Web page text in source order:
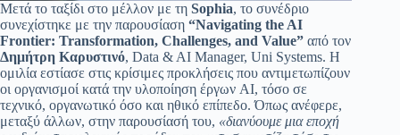
Μετά το ταξίδι στο μέλλον με τη Sophia, το συνέδριο
συνεχίστηκε με την παρουσίαση “Navigating the AI
Frontier: Transformation, Challenges, and Value” από τον
Δημήτρη Καρυστινό, Data & AI Manager, Uni Systems. Η
ομιλία εστίασε στις κρίσιμες προκλήσεις που αντιμετωπίζουν
οι οργανισμοί κατά την υλοποίηση έργων AI, τόσο σε
τεχνικό, οργανωτικό όσο και ηθικό επίπεδο. Όπως ανέφερε,
μεταξύ άλλων, στην παρουσίασή του, «διανύουμε μια εποχή